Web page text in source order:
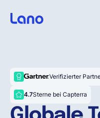
Warum Lano?
Verifizierter
4.7Sterne bei Capterra